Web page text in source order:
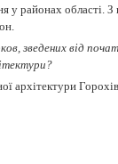
у районах області.
зведених від
архітектури